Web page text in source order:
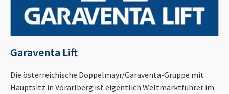
Garaventa Lift
Die österreichische Doppelmayr/Garaventa-Gruppe mit
Hauptsitz in Vorarlberg ist eigentlich Weltmarktführer im